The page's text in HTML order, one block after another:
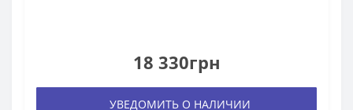
18 330грн
УВЕДОМИТЬ О НАЛИЧИИ